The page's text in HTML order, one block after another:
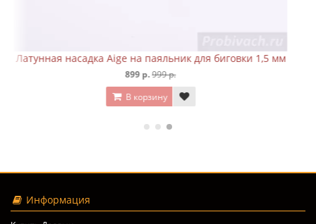
1,5 мм Латунная насадка Aige на паяльник для
В корзину
Информация